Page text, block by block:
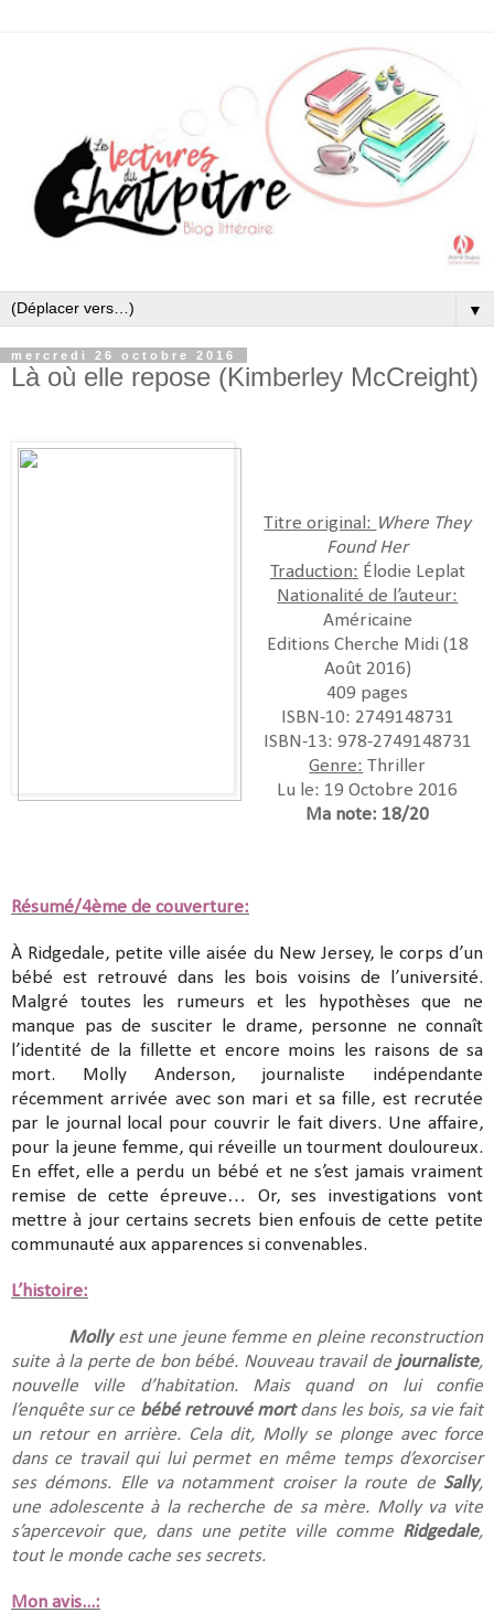
▼
mercredi 26 octobre 2016
Là où elle repose (Kimberley McCreight)
Titre original: Where They
Found Her
Traduction: Élodie Leplat
Nationalité de l’auteur:
Américaine
Editions Cherche Midi (18
Août 2016)
409 pages
ISBN-10: 2749148731
ISBN-13: 978-2749148731
Genre: Thriller
Lu le: 19 Octobre 2016
Ma note: 18/20
Résumé/4ème de couverture:
À Ridgedale, petite ville aisée du New Jersey, le corps d’un
bébé est retrouvé dans les bois voisins de l’université.
Malgré toutes les rumeurs et les hypothèses que ne
manque pas de susciter le drame, personne ne connaît
l’identité de la fillette et encore moins les raisons de sa
mort. Molly Anderson, journaliste indépendante
récemment arrivée avec son mari et sa fille, est recrutée
par le journal local pour couvrir le fait divers. Une affaire,
pour la jeune femme, qui réveille un tourment douloureux.
En effet, elle a perdu un bébé et ne s’est jamais vraiment
remise de cette épreuve… Or, ses investigations vont
mettre à jour certains secrets bien enfouis de cette petite
communauté aux apparences si convenables.
L’histoire:
Mollyest une jeune femme en pleine reconstruction
suite à la perte de bon bébé. Nouveau travail dejournaliste,
nouvelle ville d’habitation. Mais quand on lui confie
l’enquête sur ce bébé retrouvé mortdans les bois, sa vie fait
un retour en arrière. Cela dit, Molly se plonge avec force
dans ce travail qui lui permet en même temps d’exorciser
ses démons. Elle va notamment croiser la route de Sally,
une adolescente à la recherche de sa mère. Molly va vite
s’apercevoir que, dans une petite ville comme Ridgedale,
tout le monde cache ses secrets.
Mon avis...: